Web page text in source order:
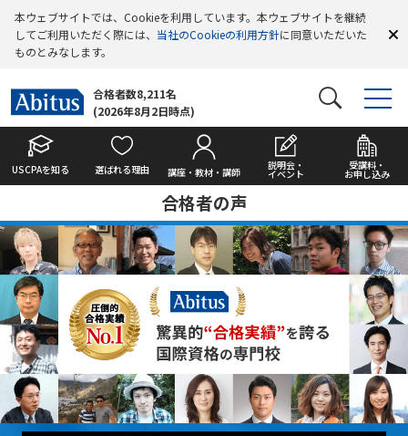
本ウェブサイトでは、Cookieを利用しています。本ウェブサイトを継続
してご利用いただく際には、 当社のCookieの利用方針に同意いただいた
ものとみなします。
合格者数8,211名
(2026年8月2日時点)
USCPAを知る 選ばれる理由 講座・教材・講師
説明会・
イベント
受講料・
お申し込み
合格者の声